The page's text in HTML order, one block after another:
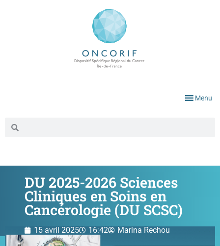
Menu
DU 2025-2026 Sciences
Cliniques en Soins en
Cancérologie (DU SCSC)
15 avril 2025 16:42 Marina Rechou